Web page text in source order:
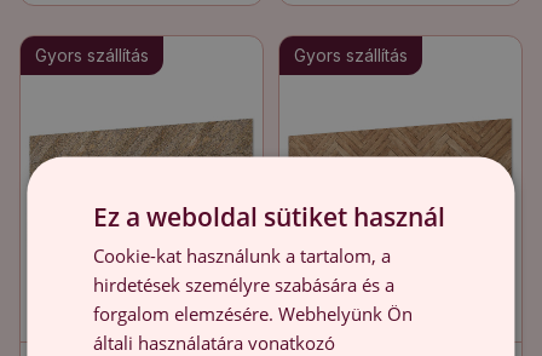
Gyors szállítás Gyors szállítás
Ez a weboldal sütiket használ
Cookie-kat használunk a tartalom, a
hirdetések személyre szabására és a
forgalom elemzésére. Webhelyünk Ön
általi használatára vonatkozó